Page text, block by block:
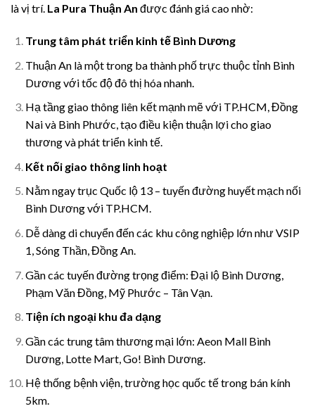
là vị trí. La Pura Thuận An được đánh giá cao nhờ:
Trung tâm phát triển kinh tế Bình Dương
Thuận An là một trong ba thành phố trực thuộc tỉnh Bình
Dương với tốc độ đô thị hóa nhanh.
Hạ tầng giao thông liên kết mạnh mẽ với TP.HCM, Đồng
Nai và Bình Phước, tạo điều kiện thuận lợi cho giao
thương và phát triển kinh tế.
Kết nối giao thông linh hoạt
Nằm ngay trục Quốc lộ 13 – tuyến đường huyết mạch nối
Bình Dương với TP.HCM.
Dễ dàng di chuyển đến các khu công nghiệp lớn như VSIP
1, Sóng Thần, Đồng An.
Gần các tuyến đường trọng điểm: Đại lộ Bình Dương,
Phạm Văn Đồng, Mỹ Phước – Tân Vạn.
Tiện ích ngoại khu đa dạng
Gần các trung tâm thương mại lớn: Aeon Mall Bình
Dương, Lotte Mart, Go! Bình Dương.
Hệ thống bệnh viện, trường học quốc tế trong bán kính
5km.